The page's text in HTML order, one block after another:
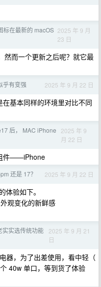
标在最新的 macOS 2025 年 9 月
23 日
然而一个更新之后呢？就它最
乎有变强 2025 年 9 月 22 日
在基本同样的环境里对比不同
后， MAC iPhone
2025 年 9
月 22 日
件——iPhone
还是 17？ 2025 年 9 月 22 日
体验如下。
观变化的新鲜感
实实选传统功能
2025 年 9 月 21
日
器，为了出差使用，看中轻（
40w 单口，等到货了体验